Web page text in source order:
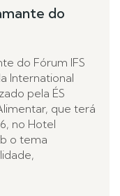
do
do Fórum IFS
International
pela ÉS
que terá
no Hotel
o tema